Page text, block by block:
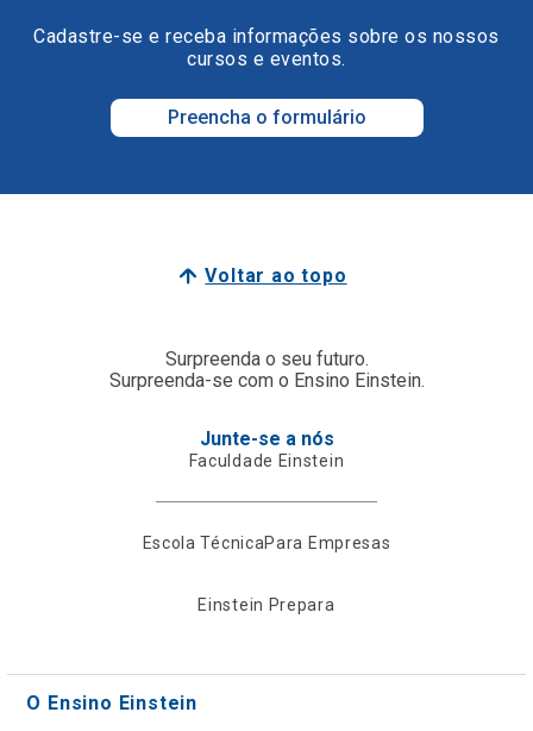
Cadastre-se e receba informações sobre os nossos
cursos e eventos.
Preencha o formulário
Voltar ao topo
Surpreenda o seu futuro.
Surpreenda-se com o Ensino Einstein.
Junte-se a nós
Faculdade Einstein
Escola TécnicaPara Empresas
Einstein Prepara
O Ensino Einstein